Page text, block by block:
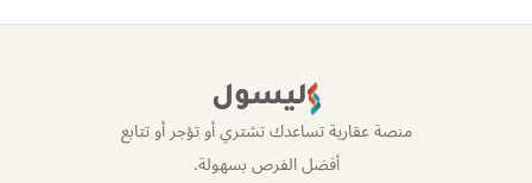
ليسول
منصة عقارية تساعدك تشتري أو تؤجر أو تتابع
أفضل الفرص بسهولة.